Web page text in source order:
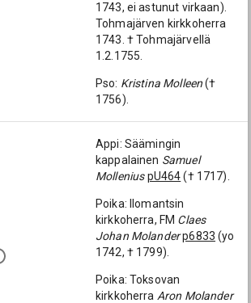
1743, ei astunut virkaan).
Tohmajärven kirkkoherra
1743. † Tohmajärvellä
1.2.1755.
Pso: Kristina Molleen(†
1756).
Appi: Säämingin
kappalainen Samuel
Mollenius pU464(† 1717).
Poika: Ilomantsin
kirkkoherra, FM Claes
Johan Molanderp6833 (yo
1742, † 1799).
Poika: Toksovan
kirkkoherra Aron Molander